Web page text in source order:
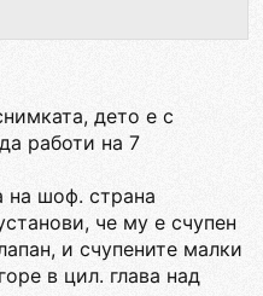
дето е с
работи на 7
на шоф. страна
че му е счупен
и счупените малки
в цил. глава над